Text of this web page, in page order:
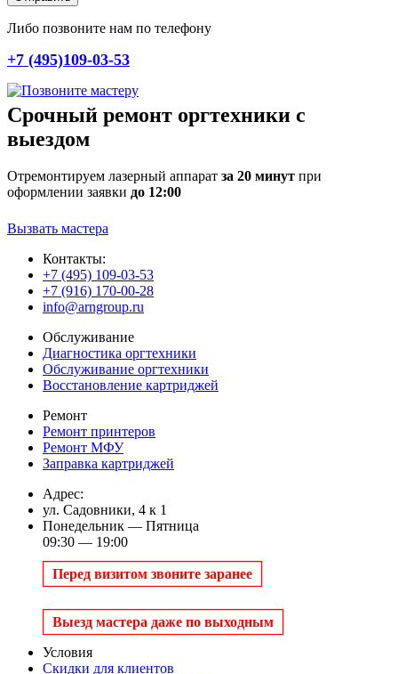
Либо позвоните нам по телефону
+7 (495)109-03-53
Срочный ремонт оргтехники с
выездом
Отремонтируем лазерный аппарат за 20 минут при
оформлении заявки до 12:00
Вызвать мастера
Контакты:
+7 (495) 109-03-53
+7 (916) 170-00-28
info@arngroup.ru
Обслуживание
Диагностика оргтехники
Обслуживание оргтехники
Восстановление картриджей
Ремонт
Ремонт принтеров
Ремонт МФУ
Заправка картриджей
Адрес:
ул. Садовники, 4 к 1
Понедельник — Пятница
09:30 — 19:00
Перед визитом звоните заранее
Выезд мастера даже по выходным
Условия
Скидки для клиентов